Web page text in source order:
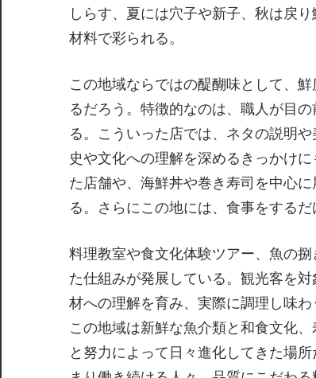
しらす、夏には穴子や新子、秋は戻
材料で彩られる。
この地域ならではの醍醐味として、
るだろう。特徴的なのは、職人が目
る。こういった店では、ネタの説明
史や文化への理解を深めるきっかけ
た店舗や、海鮮丼や巻き寿司を中心
る。さらにこの地には、食事をする
料理教室や食文化体験ツアー、魚の
た仕組みが発展している。観光客を
材への理解を育み、実際に調理し味
この地域は新鮮な魚介類と和食文化
と努力によって日々進化してきた場